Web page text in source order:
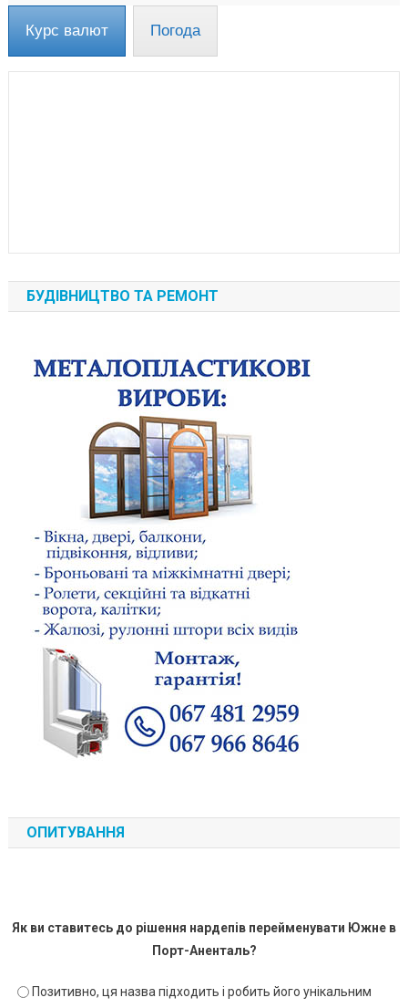
Курс валют Погода
БУДІВНИЦТВО ТА РЕМОНТ
ОПИТУВАННЯ
Як ви ставитесь до рішення нардепів перейменувати Южне в
Порт-Аненталь?
Позитивно, ця назва підходить і робить його унікальним